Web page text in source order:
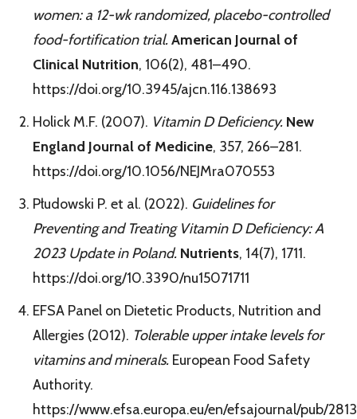
women: a 12-wk randomized, placebo-controlled
food-fortification trial.American Journal of
Clinical Nutrition, 106(2), 481–490.
https://doi.org/10.3945/ajcn.116.138693
Holick M.F. (2007). Vitamin D Deficiency. New
England Journal of Medicine, 357, 266–281.
https://doi.org/10.1056/NEJMra070553
Płudowski P. et al. (2022). Guidelines for
Preventing and Treating Vitamin D Deficiency: A
2023 Update in Poland. Nutrients, 14(7), 1711.
https://doi.org/10.3390/nu15071711
EFSA Panel on Dietetic Products, Nutrition and
Allergies (2012). Tolerable upper intake levels for
vitamins and minerals. European Food Safety
Authority.
https://www.efsa.europa.eu/en/efsajournal/pub/2813